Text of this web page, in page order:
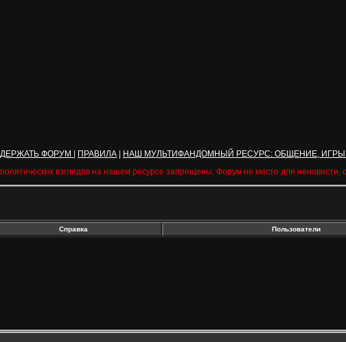
ФОРУМ ПРАВИЛА
НАШ МУЛЬТИФАНДОМНЫЙ РЕСУРС: ОБЩЕНИЕ,
взглядов на нашем ресурсе запрещены. Форум не место для
Справка Пользователи